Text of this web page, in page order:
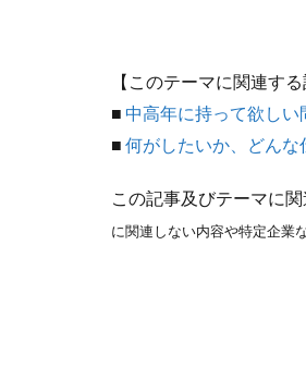
【このテーマに関連する
■ 中高年に持って欲しい
■ 何がしたいか、どん
この記事及びテーマに
に関連しない内容や特定企業